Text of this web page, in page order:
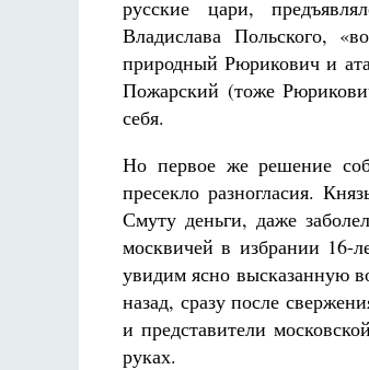
русские цари,
Владислава Польского,
природный Рюрикович и
Пожарский (тоже
себя.
Но первое же решение
пресекло разногласия.
Смуту деньги, даже
москвичей в избрании 16-
увидим ясно высказанную
назад, сразу после
и представители
руках.